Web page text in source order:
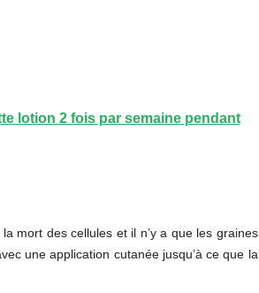
lotion 2 fois par semaine pendant
mort des cellules et il n’y a que les graines
une application cutanée jusqu’à ce que la